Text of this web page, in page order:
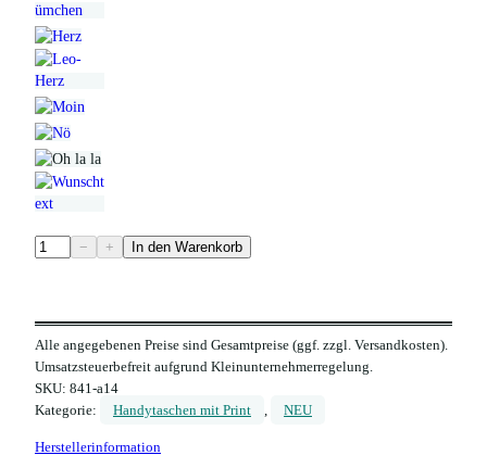
H
d
y
h
ü
l
− + In den Warenkorb
Alle angegebenen Preise sind Gesamtpreise (ggf. zzgl. Versandkosten).
Umsatzsteuerbefreit aufgrund Kleinunternehmerregelung.
SKU: 841-a14
Kategorie:
Handytaschen mit Print , NEU
Herstellerinformation